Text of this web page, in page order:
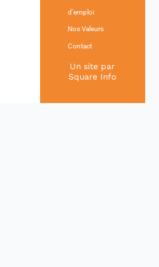
d'emploi
Nos Valeurs
Contact
Un site par
Square Info